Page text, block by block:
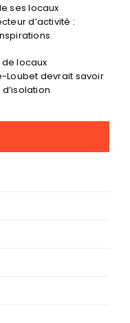
ses locaux
d’activité :
locaux
Loubet devrait savoir